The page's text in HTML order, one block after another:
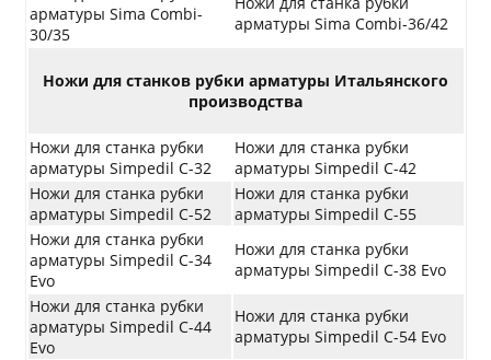
арматуры Sima Combi-
30/35
арматуры Sima Combi-36/42
Ножи для станков рубки арматуры Итальянского
производства
Ножи для станка рубки
арматуры Simpedil C-32
Ножи для станка рубки
арматуры Simpedil C-42
Ножи для станка рубки
арматуры Simpedil C-52
Ножи для станка рубки
арматуры Simpedil C-55
Ножи для станка рубки
арматуры Simpedil C-34
Evo
Ножи для станка рубки
арматуры Simpedil C-38 Evo
Ножи для станка рубки
арматуры Simpedil C-44
Evo
Ножи для станка рубки
арматуры Simpedil C-54 Evo